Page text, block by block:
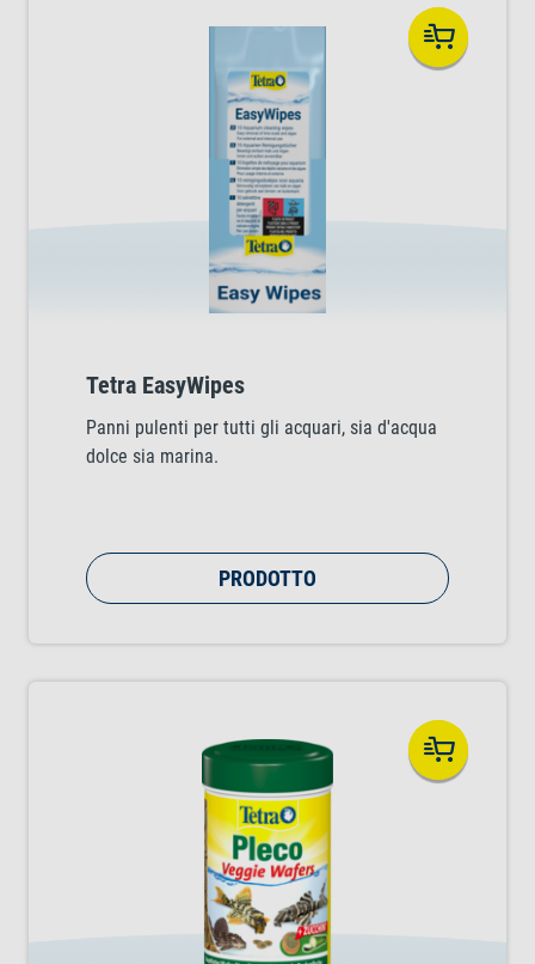
Tetra EasyWipes
Panni pulenti per tutti gli acquari, sia d'acqua
dolce sia marina.
PRODOTTO